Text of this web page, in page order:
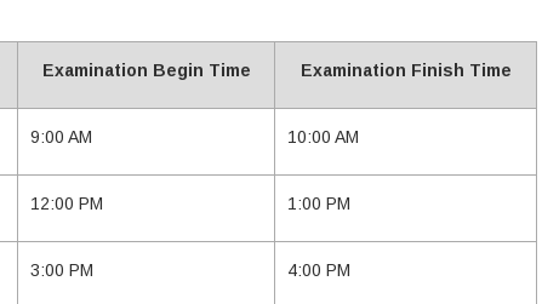
Examination Begin Time Examination Finish Time
9:00 AM 10:00 AM
12:00 PM 1:00 PM
3:00 PM 4:00 PM